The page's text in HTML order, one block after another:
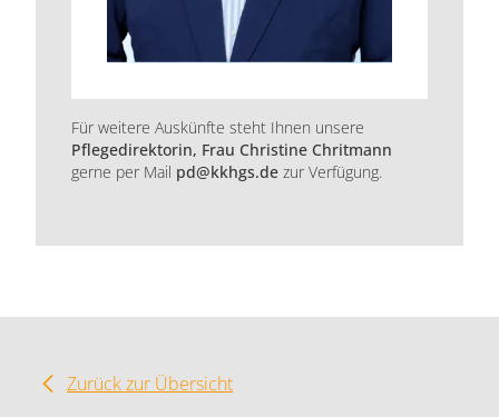
Für weitere Auskünfte steht Ihnen unsere
Pflegedirektorin, Frau Christine Chritmann
gerne per Mail pd@kkhgs.de zur Verfügung.
Zurück zur Übersicht